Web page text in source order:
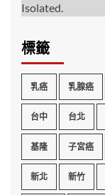
標籤
乳癌 乳腺癌
台中 台北
基隆 子宮癌
新北 新竹